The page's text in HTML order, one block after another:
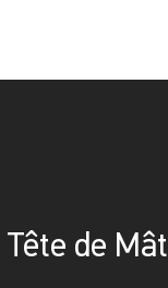
de Mât